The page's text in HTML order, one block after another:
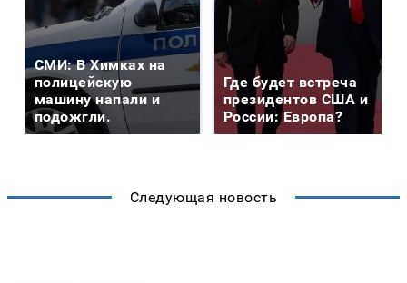
СМИ: В Химках на
полицейскую
машину напали и
подожгли.
Где будет встреча
президентов США и
России: Европа?
Следующая новость